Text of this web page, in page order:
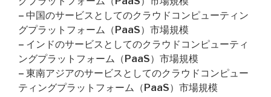
– 中国のサービスとしてのクラウドコンピューティン
グプラットフォーム（PaaS）市場規模
– インドのサービスとしてのクラウドコンピューティ
ングプラットフォーム（PaaS）市場規模
– 東南アジアのサービスとしてのクラウドコンピュー
ティングプラットフォーム（PaaS）市場規模